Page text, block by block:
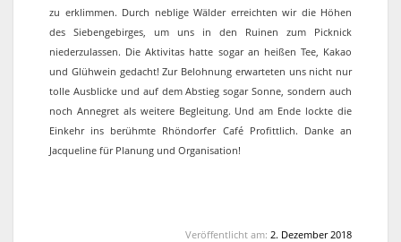
zu erklimmen. Durch neblige Wälder erreichten wir die Höhen
des Siebengebirges, um uns in den Ruinen zum Picknick
niederzulassen. Die Aktivitas hatte sogar an heißen Tee, Kakao
und Glühwein gedacht! Zur Belohnung erwarteten uns nicht nur
tolle Ausblicke und auf dem Abstieg sogar Sonne, sondern auch
noch Annegret als weitere Begleitung. Und am Ende lockte die
Einkehr ins berühmte Rhöndorfer Café Profittlich. Danke an
Jacqueline für Planung und Organisation!
Veröffentlicht am: 2. Dezember 2018